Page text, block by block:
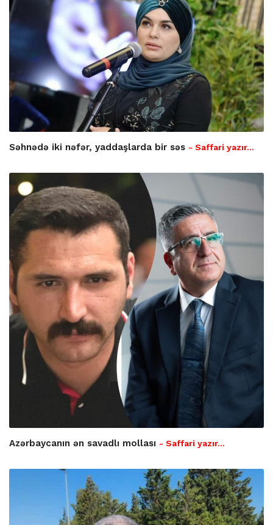
Səhnədə iki nəfər, yaddaşlarda bir səs - Saffari yazır…
Azərbaycanın ən savadlı mollası - Saffari yazır…